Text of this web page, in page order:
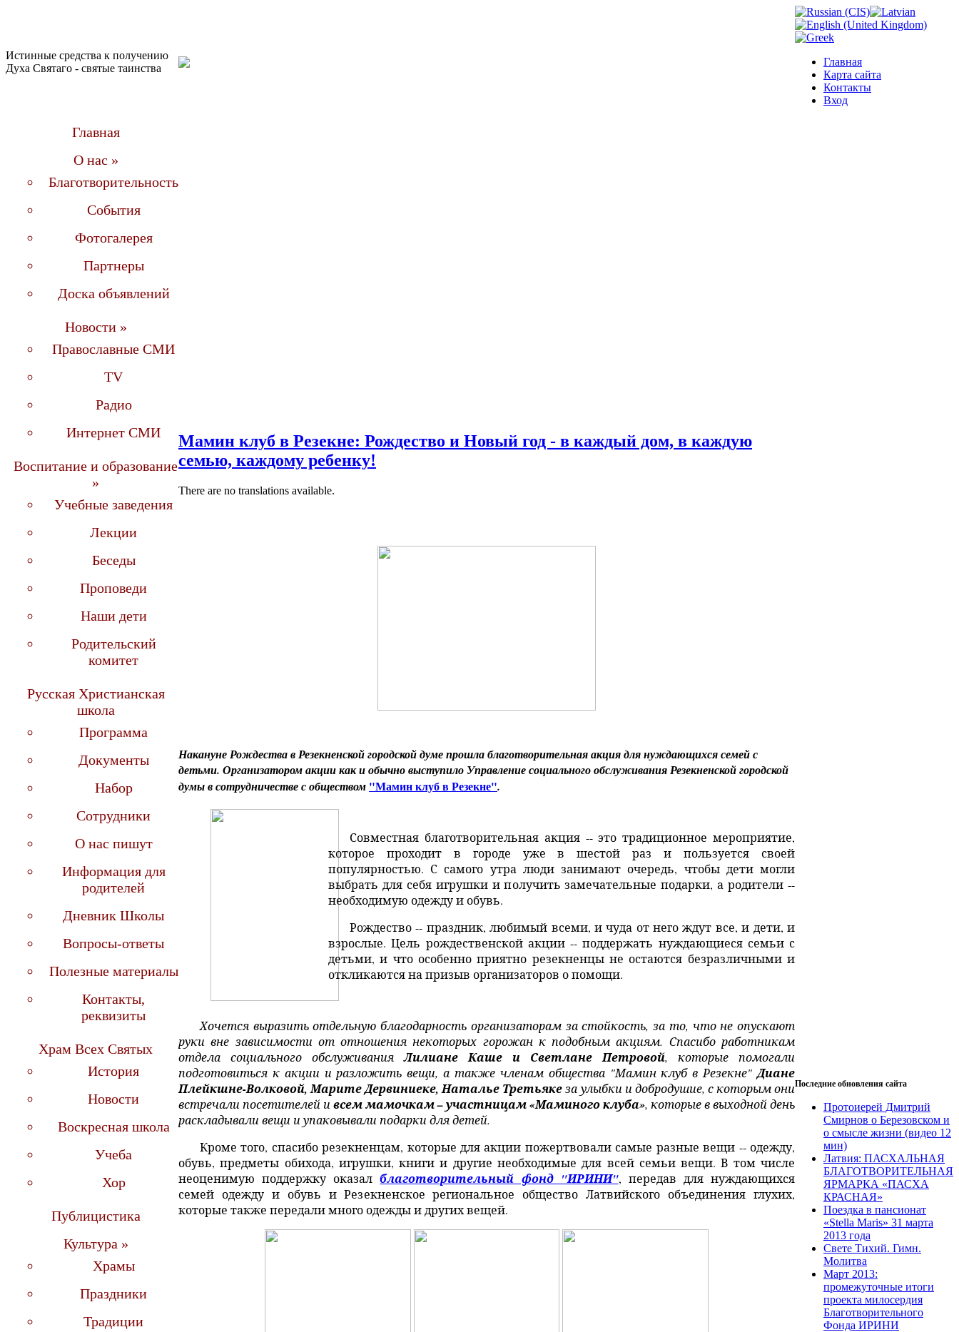
Истинные средства к получению
Духа Святаго - святые таинства
Главная
Карта сайта
Контакты
Вход
Главная
О нас »
Благотворительность
События
Фотогалерея
Партнеры
Доска объявлений
Новости »
Православные СМИ
TV
Радио
Интернет СМИ
Воспитание и образование
»
Учебные заведения
Лекции
Беседы
Проповеди
Наши дети
Родительский
комитет
Русская Христианская
школа
Программа
Документы
Набор
Сотрудники
О нас пишут
Информация для
родителей
Дневник Школы
Вопросы-ответы
Полезные материалы
Контакты,
реквизиты
Храм Всех Святых
История
Новости
Воскресная школа
Учеба
Хор
Публицистика
Культура »
Храмы
Праздники
Традиции
Мамин клуб в Резекне: Рождество и Новый год - в каждый дом, в каждую
семью, каждому ребенку!
There are no translations available.
Накануне Рождества в Резекненской городской думе прошла благотворительная акция для нуждающихся семей с
детьми. Организатором акции как и обычно выступило Управление социального обслуживания Резекненской городской
думы в сотрудничестве с обществом "Мамин клуб в Резекне".
Совместная благотворительная акция -- это традиционное мероприятие,
которое проходит в городе уже в шестой раз и пользуется своей
популярностью. С самого утра люди занимают очередь, чтобы дети могли
выбрать для себя игрушки и получить замечательные подарки, а родители --
необходимую одежду и обувь.
Рождество -- праздник, любимый всеми, и чуда от него ждут все, и дети, и
взрослые. Цель рождественской акции -- поддержать нуждающиеся семьи с
детьми, и что особенно приятно резекненцы не остаются безразличными и
откликаются на призыв организаторов о помощи.
Хочется выразить отдельную благодарность организаторам за стойкость, за то, что не опускают
руки вне зависимости от отношения некоторых горожан к подобным акциям. Спасибо работникам
отдела социального обслуживания
Лилиане Каше и Светлане Петровой, которые помогали
подготовиться к акции и разложить вещи, а также членам общества "Мамин клуб в Резекне" Диане
Плейкшне-Волковой, Марите Дервиниеке, Наталье Третьяке за улыбки и добродушие, с которым они
встречали посетителей и всем мамочкам – участницам «Маминого клуба», которые в выходной день
раскладывали вещи и упаковывали подарки для детей.
Кроме того, спасибо резекненцам, которые для акции пожертвовали самые разные вещи -- одежду,
обувь, предметы обихода, игрушки, книги и другие необходимые для всей семьи вещи. В том числе
неоценимую поддержку оказал благотворительный фонд "ИРИНИ", передав для нуждающихся
семей одежду и обувь и Резекненское региональное общество Латвийского объединения глухих,
которые также передали много одежды и других вещей.
Последние обновления сайта
Протоиерей Дмитрий
Смирнов о Березовском и
о смысле жизни (видео 12
мин)
Латвия: ПАСХАЛЬНАЯ
БЛАГОТВОРИТЕЛЬНАЯ
ЯРМАРКА «ПАСХА
КРАСНАЯ»
Поездка в пансионат
«Stella Maris» 31 марта
2013 года
Свете Тихий. Гимн.
Молитва
Март 2013:
промежуточные итоги
проекта милосердия
Благотворительного
Фонда ИРИНИ